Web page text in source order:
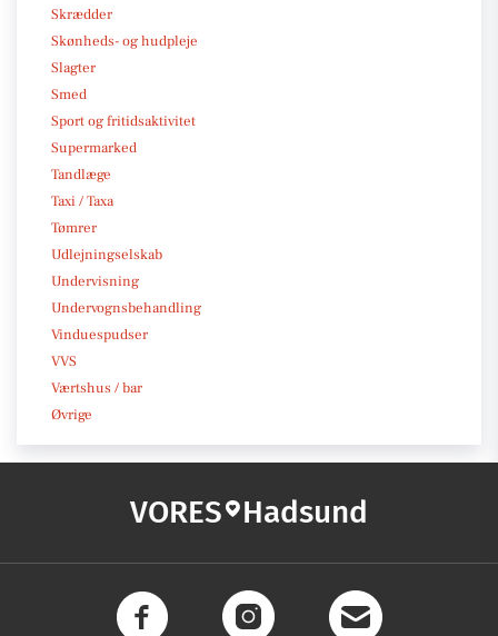
Skrædder
Skønheds- og hudpleje
Slagter
Smed
Sport og fritidsaktivitet
Supermarked
Tandlæge
Taxi / Taxa
Tømrer
Udlejningselskab
Undervisning
Undervognsbehandling
Vinduespudser
VVS
Værtshus / bar
Øvrige
VORES Hadsund